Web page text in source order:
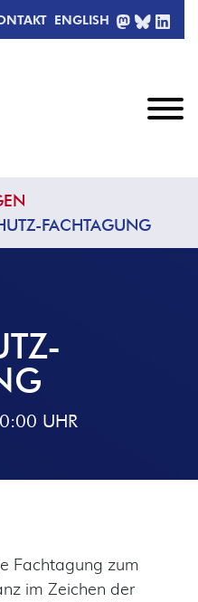
ENGLISH
FACHTAGUNG
UHR
Fachtagung zum
im Zeichen der